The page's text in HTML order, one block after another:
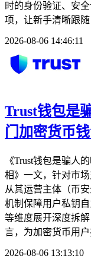
时的身份验证、安
项，让新手清晰跟
2026-08-06 14:46:11
Trust钱包是
门加密货币
《Trust钱包是骗人
相》一文，针对市场
从其运营主体（币
机制保障用户私钥
等维度展开深度拆
言，为加密货币用
2026-08-06 13:13:10